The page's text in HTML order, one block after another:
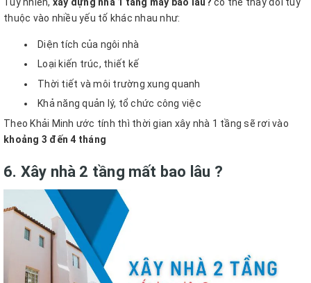
thuộc vào nhiều yếu tố khác nhau như:
Diện tích của ngôi nhà
Loại kiến trúc, thiết kế
Thời tiết và môi trường xung quanh
Khả năng quản lý, tổ chức công việc
Theo Khải Minh ước tính thì thời gian xây nhà 1 tầng sẽ rơi vào
khoảng 3 đến 4 tháng
6. Xây nhà 2 tầng mất bao lâu ?